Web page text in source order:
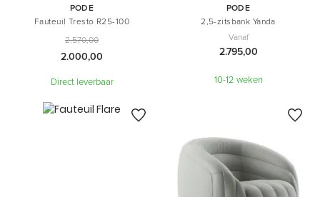
PODE
Fauteuil Tresto R25-100
2.570,00
2.000,00
Direct leverbaar
PODE
2,5-zitsbank Yanda
Vanaf
2.795,00
10-12 weken